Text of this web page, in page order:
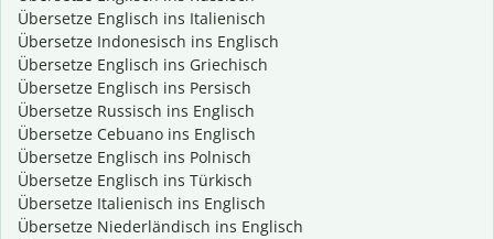
Übersetze Englisch ins Italienisch
Übersetze Indonesisch ins Englisch
Übersetze Englisch ins Griechisch
Übersetze Englisch ins Persisch
Übersetze Russisch ins Englisch
Übersetze Cebuano ins Englisch
Übersetze Englisch ins Polnisch
Übersetze Englisch ins Türkisch
Übersetze Italienisch ins Englisch
Übersetze Niederländisch ins Englisch